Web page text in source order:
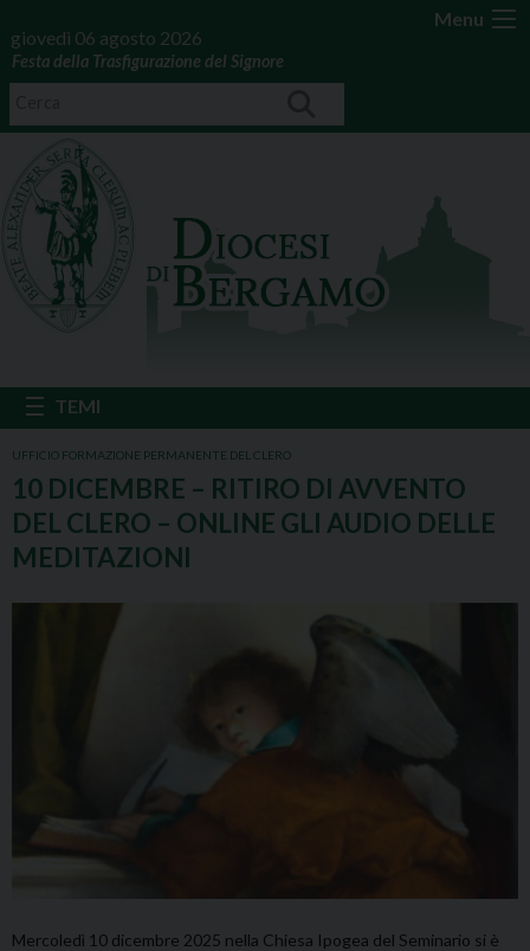
Menu
giovedì 06 agosto 2026
Festa della Trasfigurazione del Signore
UFFICIO FORMAZIONE PERMANENTE DEL CLERO
10 DICEMBRE – RITIRO DI AVVENTO
DEL CLERO – ONLINE GLI AUDIO DELLE
MEDITAZIONI
Mercoledì 10 dicembre 2025 nella Chiesa Ipogea del Seminario si è